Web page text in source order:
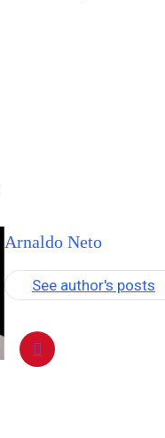
Arnaldo Neto
See author's posts